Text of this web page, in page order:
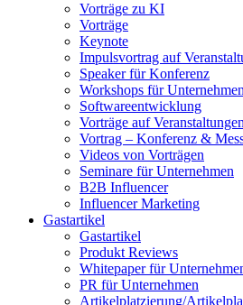
Vorträge zu KI
Vorträge
Keynote
Impulsvortrag auf
Speaker für Konferenz
Workshops für Unternehmen
Softwareentwicklung
Vorträge auf Veranstaltungen
Vortrag – Konferenz &
Videos von Vorträgen
Seminare für Unternehmen
B2B Influencer
Influencer Marketing
Gastartikel
Gastartikel
Produkt Reviews
Whitepaper für
PR für Unternehmen
Artikelplatzierung/